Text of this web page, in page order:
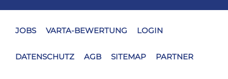
JOBS VARTA-BEWERTUNG LOGIN
DATENSCHUTZ AGB SITEMAP PARTNER